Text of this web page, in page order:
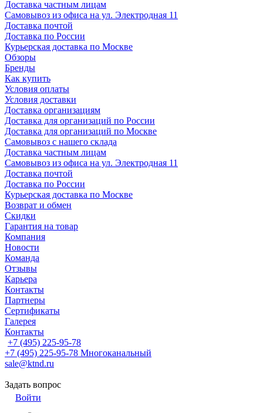
Доставка частным лицам
Самовывоз из офиса на ул. Электродная 11
Доставка почтой
Доставка по России
Курьерская доставка по Москве
Обзоры
Бренды
Как купить
Условия оплаты
Условия доставки
Доставка организациям
Доставка для организаций по России
Доставка для организаций по Москве
Самовывоз с нашего склада
Доставка частным лицам
Самовывоз из офиса на ул. Электродная 11
Доставка почтой
Доставка по России
Курьерская доставка по Москве
Возврат и обмен
Скидки
Гарантия на товар
Компания
Новости
Команда
Отзывы
Карьера
Контакты
Партнеры
Сертификаты
Галерея
Контакты
+7 (495) 225-95-78
+7 (495) 225-95-78 Многоканальный
sale@ktnd.ru
Задать вопрос
Войти